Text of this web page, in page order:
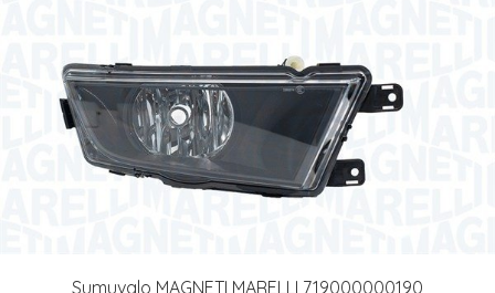
Sumuvalo MAGNETI MARELLI 719000000190